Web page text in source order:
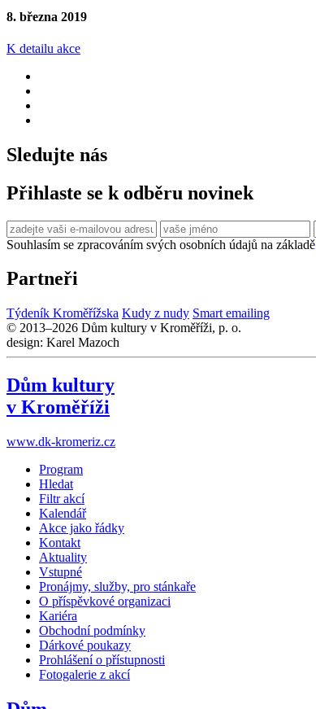
8. března 2019
K detailu akce
Sledujte nás
Přihlaste se k odběru novinek
Souhlasím se zpracováním svých osobních údajů na základě
Partneři
Týdeník Kroměřížska Kudy z nudy Smart emailing
© 2013–2026 Dům kultury v Kroměříži, p. o.
design: Karel Mazoch
Dům kultury
v Kroměříži
www.dk-kromeriz.cz
Program
Hledat
Filtr akcí
Kalendář
Akce jako řádky
Kontakt
Aktuality
Vstupné
Pronájmy, služby, pro stánkaře
O příspěvkové organizaci
Kariéra
Obchodní podmínky
Dárkové poukazy
Prohlášení o přístupnosti
Fotogalerie z akcí